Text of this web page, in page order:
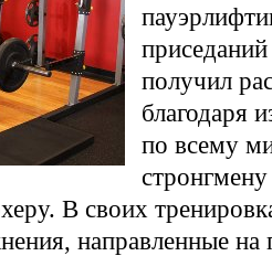
получил
благодаря
по всему
В своих
направленные на